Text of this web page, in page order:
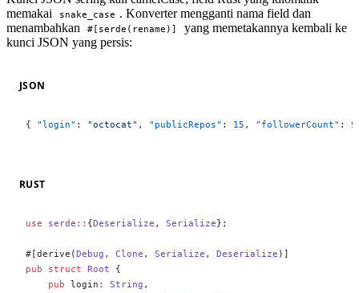
memakai
snake_case . Konverter mengganti nama field dan
menambahkan
#[serde(rename)]
yang memetakannya kembali ke
kunci JSON yang persis:
JSON
{ "login" : "octocat" , "publicRepos" : 15 , "followerCount" :
RUST
use serde :: {Deserialize , Serialize};
#[derive(Debug , Clone , Serialize , Deserialize )]
pub struct Root {
    pub
login : String ,